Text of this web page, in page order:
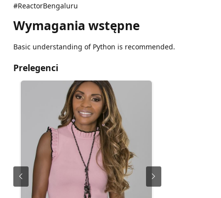
#ReactorBengaluru
Wymagania wstępne
Basic understanding of Python is recommended.
Prelegenci